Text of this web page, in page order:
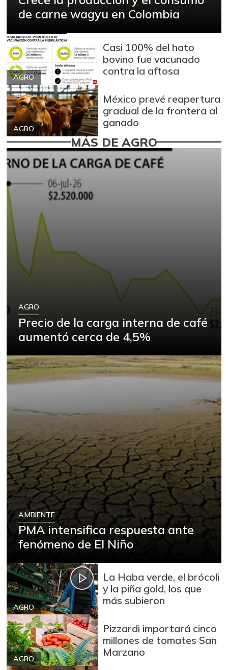
de carne wagyu en Colombia
AGRO
Casi 100% del hato
bovino fue vacunado
contra la aftosa
AGRO
México prevé reapertura
gradual de la frontera al
ganado
MÁS DE AGRO
AGRO
Precio de la carga interna de café
aumentó cerca de 4,5%
AMBIENTE
PMA intensifica respuesta ante
fenómeno de El Niño
AGRO
La Haba verde, el brócoli
y la piña gold, los que
más subieron
AGRO
Pizzardi importará cinco
millones de tomates San
Marzano